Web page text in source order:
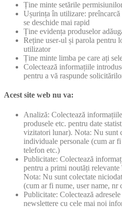
Ține minte setările
Ușurința în utilizare:
se deschide mai rapid
Ține evidența produselor
Reține user-ul și parola pentru
utilizator
Ține minte limba pe care ați
Colectează informațiile
pentru a vă raspunde
Acest site web nu va:
Analiză: Colectează
produsele etc. pentru date
vizitatori lunar). Nota: Nu sunt
individuale personale (cum ar
telefon etc.)
Publicitate: Colectează
pentru a primi noutăți
Nota: Nu sunt colectate
(cum ar fi nume, user name, nr
Publicitate: Colectează
newslettere cu cele mai noi